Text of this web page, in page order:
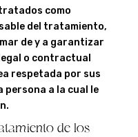
como
del tratamiento,
de y a garantizar
o contractual
respetada por sus
persona a la cual le
de los